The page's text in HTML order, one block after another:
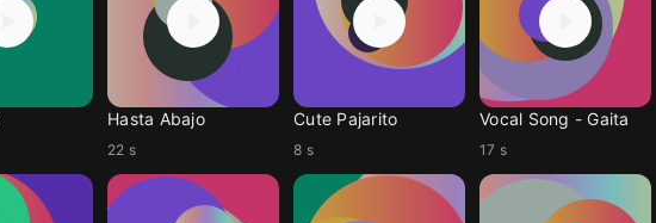
Hasta Abajo
22 s
Cute Pajarito
8 s
Vocal Song - Gaita
17 s